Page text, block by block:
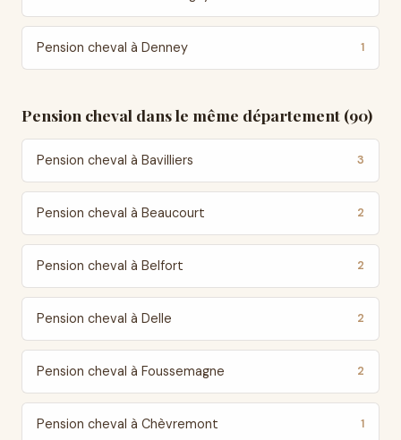
Pension cheval à Denney 1
Pension cheval dans le même département (90)
Pension cheval à Bavilliers 3
Pension cheval à Beaucourt 2
Pension cheval à Belfort 2
Pension cheval à Delle 2
Pension cheval à Foussemagne 2
Pension cheval à Chèvremont 1